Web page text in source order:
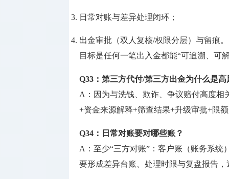
日常对账与差异处理闭环；
出金审批（双人复核/权限分层）与留痕。
目标是任何一笔出入金都能“可追溯、可
Q33：第三方代付/第三方出金为什么是高
A：因为与洗钱、欺诈、争议赔付高度
+资金来源解释+筛查结果+升级审批+限
Q34：日常对账要对哪些账？
A：至少“三方对账”：客户账（账务系
要形成差异台账、处理时限与复盘报告，